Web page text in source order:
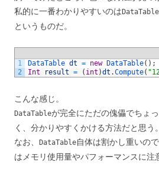
私的に一番わかりやすいのは
というものだ。
1
2
DataTable dt = new DataTable( ) ;
Int
result = ( int )dt .Compute(
こんな感じ。
DataTableが完全にただの傀儡でちょ
く、分かりやすくかける方法だと思う。
なお、
DataTable自体は割かし重いの
はメモリ使用量やパフォーマンスに注